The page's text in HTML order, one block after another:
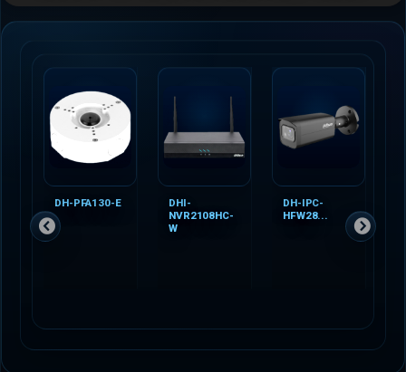
DH-PFA130-E
DHI-
NVR2108HC-
W
DH-IPC-
HFW28...